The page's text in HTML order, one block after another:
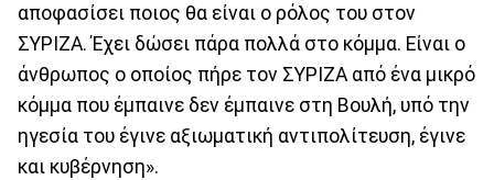
αποφασίσει ποιος θα είναι ο ρόλος του στον
ΣΥΡΙΖΑ. Έχει δώσει πάρα πολλά στο κόμμα. Είναι ο
άνθρωπος ο οποίος πήρε τον ΣΥΡΙΖΑ από ένα μικρό
κόμμα που έμπαινε δεν έμπαινε στη Βουλή, υπό την
ηγεσία του έγινε αξιωματική αντιπολίτευση, έγινε
και κυβέρνηση».